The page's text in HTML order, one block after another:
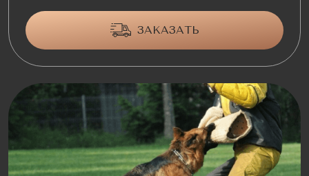
ЗАКАЗАТЬ